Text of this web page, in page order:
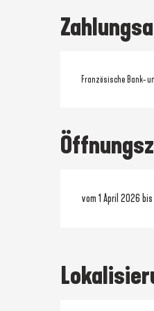
Französische Bank-
vom 1 April 2026